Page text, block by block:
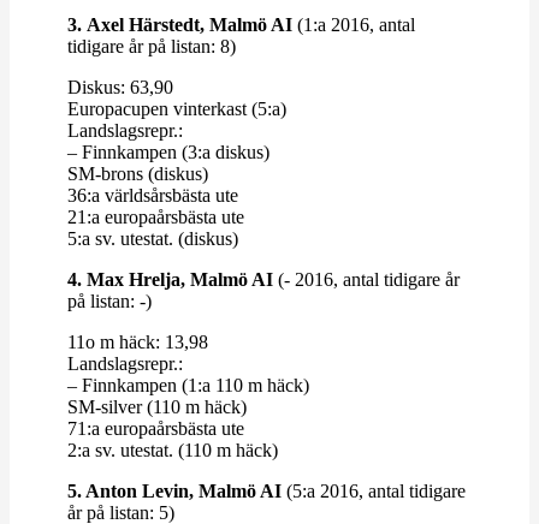
3. Axel Härstedt, Malmö AI (1:a 2016, antal
tidigare år på listan: 8)
Diskus: 63,90
Euro­pacupen vin­terkast (5:a)
Lands­lagsrepr.:
– Finn­kampen (3:a diskus)
SM-​​brons (diskus)
36:a världs­års­bästa ute
21:a euro­pa­års­bästa ute
5:a sv. utestat. (diskus)
4. Max Hrelja, Malmö AI (- 2016, antal tidigare år
på listan: -)
11o m häck: 13,98
Lands­lagsrepr.:
– Finn­kampen (1:a 110 m häck)
SM-​​silver (110 m häck)
71:a euro­pa­års­bästa ute
2:a sv. utestat. (110 m häck)
5. Anton Levin, Malmö AI (5:a 2016, antal tidigare
år på listan: 5)